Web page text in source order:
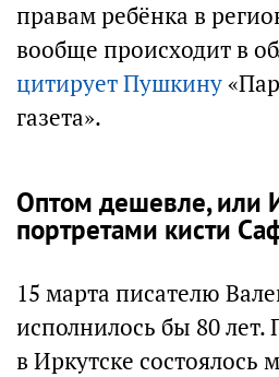
правам ребёнка в
вообще происходит в
цитирует Пушкину
газета».
Оптом дешевле, или
портретами кисти
15 марта писателю
исполнилось бы 80
в Иркутске состоялось